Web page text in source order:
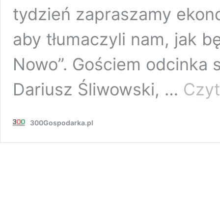
tydzień zapraszamy
aby tłumaczyli nam, jak
Nowo”. Gościem odcinka
Dariusz Śliwowski, …
300Gospodarka.pl